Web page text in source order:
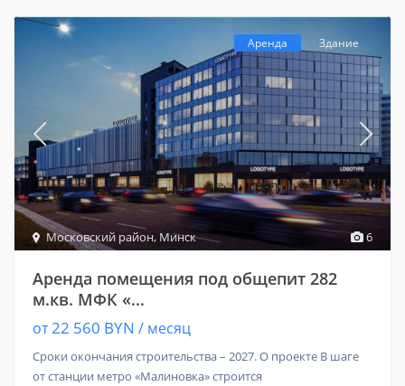
6
Московский район, Минск
Аренда Здание
Аренда помещения под общепит 282
м.кв. МФК «...
от22 560 BYN / месяц
Сроки окончания строительства – 2027. О проекте В шаге
от станции метро «Малиновка» строится